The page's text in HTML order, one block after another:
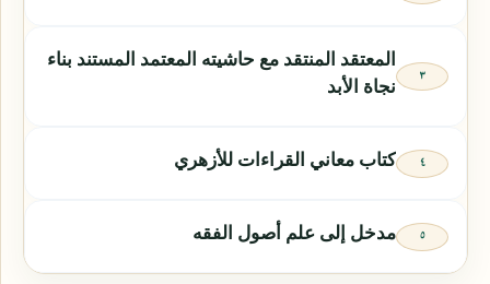
المعتقد المنتقد مع حاشيته المعتمد المستند بناء
نجاة الأبد
كتاب معاني القراءات للأزهري
مدخل إلى علم أصول الفقه